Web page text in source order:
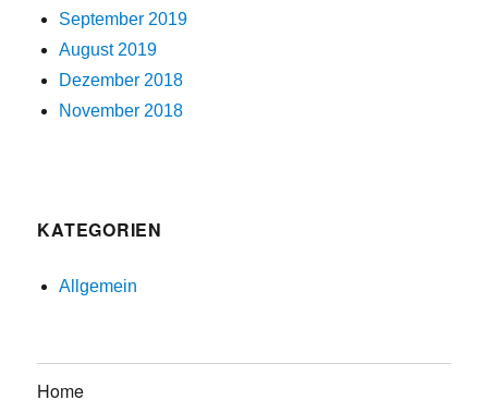
September 2019
August 2019
Dezember 2018
November 2018
KATEGORIEN
Allgemein
Home